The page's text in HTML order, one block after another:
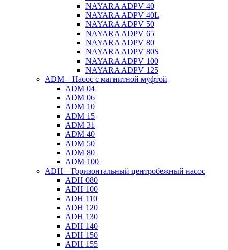
NAYARA ADPV 40
NAYARA ADPV 40L
NAYARA ADPV 50
NAYARA ADPV 65
NAYARA ADPV 80
NAYARA ADPV 80S
NAYARA ADPV 100
NAYARA ADPV 125
ADM – Насос с магнитной муфтой
ADM 04
ADM 06
ADM 10
ADM 15
ADM 31
ADM 40
ADM 50
ADM 80
ADM 100
ADH – Горизонтальный центробежный насос
ADH 080
ADH 100
ADH 110
ADH 120
ADH 130
ADH 140
ADH 150
ADH 155